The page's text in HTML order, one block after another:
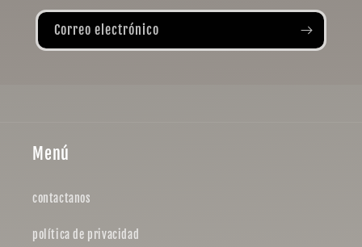
Correo electrónico
Menú
contactanos
política de privacidad